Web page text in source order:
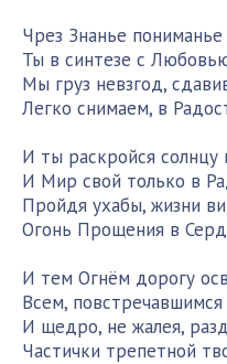
Чрез Знанье пониманье
Ты в синтезе с
Мы груз невзгод,
Легко снимаем, в
И ты раскройся
И Мир свой только в
Пройдя ухабы, жизни
Огонь Прощения в
И тем Огнём дорогу
Всем,
И щедро, не жалея,
Частички трепетной